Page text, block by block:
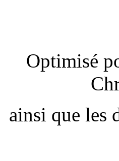
Optimisé
ainsi que les